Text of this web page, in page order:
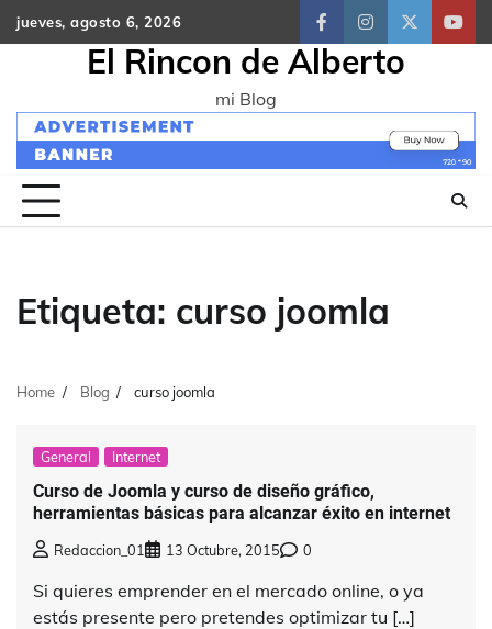
Skip
to
jueves, agosto 6, 2026
facebookinstagram
twitter
El Rincon de Alberto
mi Blog
Etiqueta: curso joomla
Home Blog curso joomla
General Internet
Curso de Joomla y curso de diseño gráfico,
herramientas básicas para alcanzar éxito en internet
Redaccion_01 13 Octubre, 2015 0
Si quieres emprender en el mercado online, o ya
estás presente pero pretendes optimizar tu […]